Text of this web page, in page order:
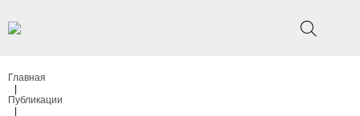
Главная
Публикации